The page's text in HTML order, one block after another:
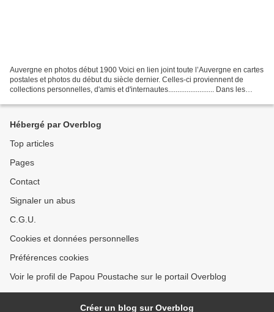
Auvergne en photos début 1900 Voici en lien joint toute l’Auvergne en cartes
postales et photos du début du siècle dernier. Celles-ci proviennent de
collections personnelles, d'amis et d'internautes......................... Dans les
Hébergé par Overblog
Top articles
Pages
Contact
Signaler un abus
C.G.U.
Cookies et données personnelles
Préférences cookies
Voir le profil de Papou Poustache sur le portail Overblog
Créer un blog sur Overblog